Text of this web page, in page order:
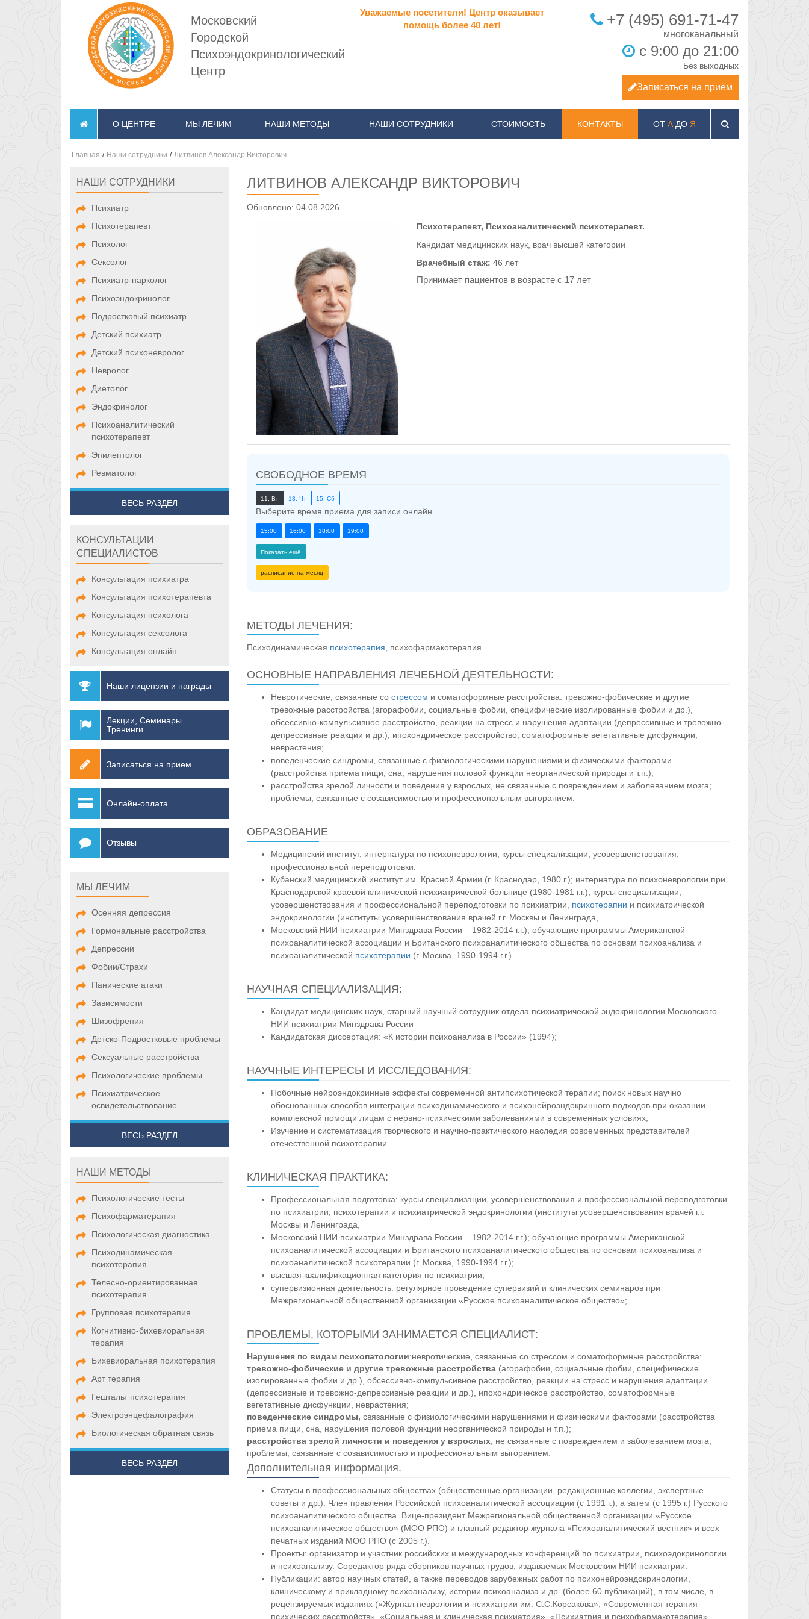
Московский
Городской
Психоэндокринологический
Центр
Уважаемые посетители! Центр оказывает
помощь более 40 лет!
+7 (495) 691-71-47
с 9:00 до 21:00
Без выходных
Записаться на приём
О ЦЕНТРЕ МЫ ЛЕЧИМ НАШИ МЕТОДЫ НАШИ СОТРУДНИКИ СТОИМОСТЬ КОНТАКТЫ ОТ АДО Я
Главная / Наши сотрудники / Литвинов Александр Викторович
НАШИ СОТРУДНИКИ
Психиатр
Психотерапевт
Психолог
Сексолог
Психиатр-нарколог
Психоэндокринолог
Подростковый психиатр
Детский психиатр
Детский психоневролог
Невролог
Диетолог
Эндокринолог
Психоаналитический
психотерапевт
Эпилептолог
Ревматолог
ВЕСЬ РАЗДЕЛ
КОНСУЛЬТАЦИИ
СПЕЦИАЛИСТОВ
Консультация психиатра
Консультация психотерапевта
Консультация психолога
Консультация сексолога
Консультация онлайн
Наши лицензии и награды
Лекции, Семинары
Тренинги
Записаться на прием
Онлайн-оплата
Отзывы
МЫ ЛЕЧИМ
Осенняя депрессия
Гормональные расстройства
Депрессии
Фобии/Страхи
Панические атаки
Зависимости
Шизофрения
Детско-Подростковые проблемы
Сексуальные расстройства
Психологические проблемы
Психиатрическое
освидетельствование
ВЕСЬ РАЗДЕЛ
НАШИ МЕТОДЫ
Психологические тесты
Психофарматерапия
Психологическая диагностика
Психодинамическая
психотерапия
Телесно-ориентированная
психотерапия
Групповая психотерапия
Когнитивно-бихевиоральная
терапия
Бихевиоральная психотерапия
Арт терапия
Гештальт психотерапия
Электроэнцефалография
Биологическая обратная связь
ВЕСЬ РАЗДЕЛ
ЛИТВИНОВ АЛЕКСАНДР ВИКТОРОВИЧ
Обновлено: 04.08.2026
Психотерапевт, Психоаналитический психотерапевт.
Кандидат медицинских наук, врач высшей категории
Врачебный стаж: 46 лет
Принимает пациентов в возрасте c 17 лет
СВОБОДНОЕ ВРЕМЯ
11, Вт 13, Чт 15, Сб
Выберите время приема для записи онлайн
15:00 16:00 18:00 19:00
Показать ещё
расписание на месяц
МЕТОДЫ ЛЕЧЕНИЯ:
Психодинамическая психотерапия , психофармакотерапия
ОСНОВНЫЕ НАПРАВЛЕНИЯ ЛЕЧЕБНОЙ ДЕЯТЕЛЬНОСТИ:
Невротические, связанные со стрессом и соматоформные расстройства: тревожно-фобические и другие
тревожные расстройства (агорафобии, социальные фобии, специфические изолированные фобии и др.),
обсессивно-компульсивное расстройство, реакции на стресс и нарушения адаптации (депрессивные и тревожно-
депрессивные реакции и др.), ипохондрическое расстройство, соматоформные вегетативные дисфункции,
неврастения;
поведенческие синдромы, связанные с физиологическими нарушениями и физическими факторами
(расстройства приема пищи, сна, нарушения половой функции неорганической природы и т.п.);
расстройства зрелой личности и поведения у взрослых, не связанные с повреждением и заболеванием мозга;
проблемы, связанные с созависимостью и профессиональным выгоранием.
ОБРАЗОВАНИЕ
Медицинский институт, интернатура по психоневрологии, курсы специализации, усовершенствования,
профессиональной переподготовки.
Кубанский медицинский институт им. Красной Армии (г. Краснодар, 1980 г.); интернатура по психоневрологии при
Краснодарской краевой клинической психиатрической больнице (1980-1981 г.г.); курсы специализации,
усовершенствования и профессиональной переподготовки по психиатрии, психотерапии и психиатрической
эндокринологии (институты усовершенствования врачей г.г. Москвы и Ленинграда,
Московский НИИ психиатрии Минздрава России – 1982-2014 г.г.); обучающие программы Американской
психоаналитической ассоциации и Британского психоаналитического общества по основам психоанализа и
психоаналитической психотерапии (г. Москва, 1990-1994 г.г.).
НАУЧНАЯ СПЕЦИАЛИЗАЦИЯ:
Кандидат медицинских наук, старший научный сотрудник отдела психиатрической эндокринологии Московского
НИИ психиатрии Минздрава России
Кандидатская диссертация: «К истории психоанализа в России» (1994);
НАУЧНЫЕ ИНТЕРЕСЫ И ИССЛЕДОВАНИЯ:
Побочные нейроэндокринные эффекты современной антипсихотической терапии; поиск новых научно
обоснованных способов интеграции психодинамического и психонейроэндокринного подходов при оказании
комплексной помощи лицам с нервно-психическими заболеваниями в современных условиях;
Изучение и систематизация творческого и научно-практического наследия современных представителей
отечественной психотерапии.
КЛИНИЧЕСКАЯ ПРАКТИКА:
Профессиональная подготовка: курсы специализации, усовершенствования и профессиональной переподготовки
по психиатрии, психотерапии и психиатрической эндокринологии (институты усовершенствования врачей г.г.
Москвы и Ленинграда,
Московский НИИ психиатрии Минздрава России – 1982-2014 г.г.); обучающие программы Американской
психоаналитической ассоциации и Британского психоаналитического общества по основам психоанализа и
психоаналитической психотерапии (г. Москва, 1990-1994 г.г.);
высшая квалификационная категория по психиатрии;
супервизионная деятельность: регулярное проведение супервизий и клинических семинаров при
Межрегиональной общественной организации «Русское психоаналитическое общество»;
ПРОБЛЕМЫ, КОТОРЫМИ ЗАНИМАЕТСЯ СПЕЦИАЛИСТ:
Нарушения по видам психопатологии:невротические, связанные со стрессом и соматоформные расстройства:
тревожно-фобические и другие тревожные расстройства(агорафобии, социальные фобии, специфические
изолированные фобии и др.), обсессивно-компульсивное расстройство, реакции на стресс и нарушения адаптации
(депрессивные и тревожно-депрессивные реакции и др.), ипохондрическое расстройство, соматоформные
вегетативные дисфункции, неврастения;
поведенческие синдромы, связанные с физиологическими нарушениями и физическими факторами (расстройства
приема пищи, сна, нарушения половой функции неорганической природы и т.п.);
расстройства зрелой личности и поведения у взрослых, не связанные с повреждением и заболеванием мозга;
проблемы, связанные с созависимостью и профессиональным выгоранием.
Дополнительная информация.
Статусы в профессиональных обществах (общественные организации, редакционные коллегии, экспертные
советы и др.): Член правления Российской психоаналитической ассоциации (с 1991 г.), а затем (с 1995 г.) Русского
психоаналитического общества. Вице-президент Межрегиональной общественной организации «Русское
психоаналитическое общество» (МОО РПО) и главный редактор журнала «Психоаналитический вестник» и всех
печатных изданий МОО РПО (с 2005 г.).
Проекты: организатор и участник российских и международных конференций по психиатрии, психоэдокринологии
и психоанализу. Соредактор ряда сборников научных трудов, издаваемых Московским НИИ психиатрии.
Публикации: автор научных статей, а также переводов зарубежных работ по психонейроэндокринологии,
клиническому и прикладному психоанализу, истории психоанализа и др. (более 60 публикаций), в том числе, в
рецензируемых изданиях («Журнал неврологии и психиатрии им. С.С.Корсакова», «Современная терапия
психических расстройств», «Социальная и клиническая психиатрия», «Психиатрия и психофармакотерапия»,